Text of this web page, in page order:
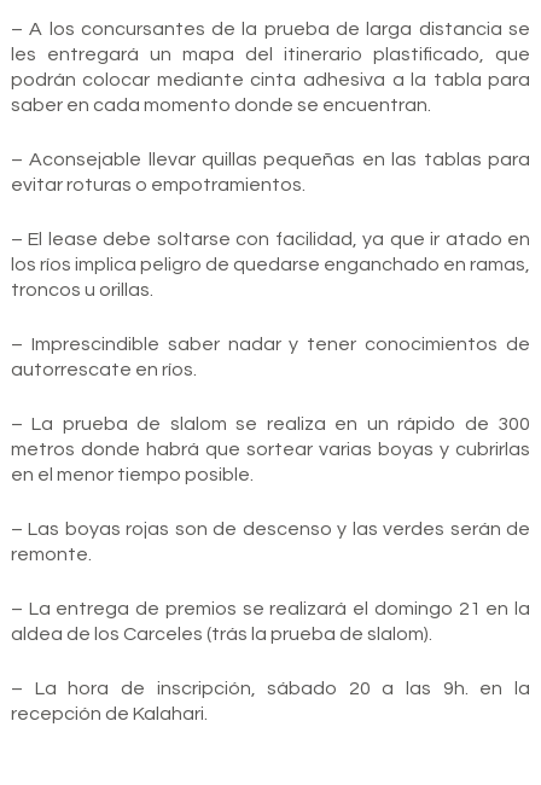
– A los concursantes de la prueba de larga distancia se
les entregará un mapa del itinerario plastificado, que
podrán colocar mediante cinta adhesiva a la tabla para
saber en cada momento donde se encuentran.
– Aconsejable llevar quillas pequeñas en las tablas para
evitar roturas o empotramientos.
– El lease debe soltarse con facilidad, ya que ir atado en
los ríos implica peligro de quedarse enganchado en ramas,
troncos u orillas.
– Imprescindible saber nadar y tener conocimientos de
autorrescate en ríos.
– La prueba de slalom se realiza en un rápido de 300
metros donde habrá que sortear varias boyas y cubrirlas
en el menor tiempo posible.
– Las boyas rojas son de descenso y las verdes serán de
remonte.
– La entrega de premios se realizará el domingo 21 en la
aldea de los Carceles (trás la prueba de slalom).
– La hora de inscripción, sábado 20 a las 9h. en la
recepción de Kalahari.